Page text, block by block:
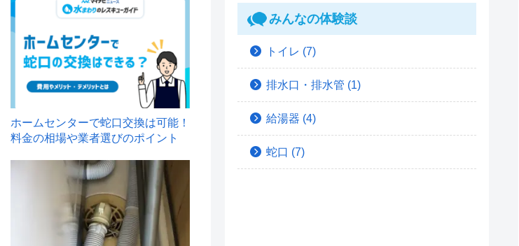
ホームセンターで蛇口交換は可能！
料金の相場や業者選びのポイント
みんなの体験談
トイレ (7)
排水口・排水管 (1)
給湯器 (4)
蛇口 (7)